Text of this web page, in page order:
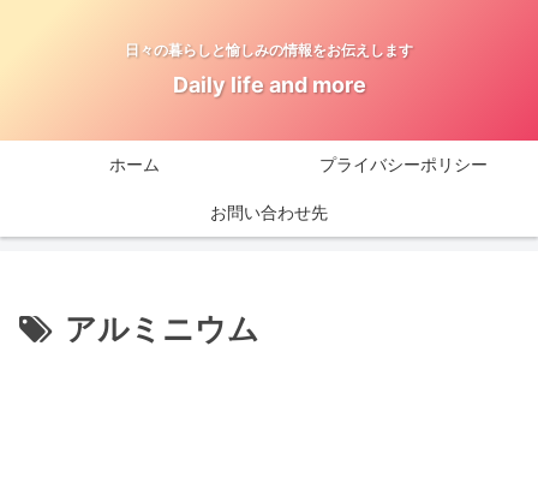
日々の暮らしと愉しみの情報をお伝えします
Daily life and more
ホーム プライバシーポリシー
お問い合わせ先
アルミニウム